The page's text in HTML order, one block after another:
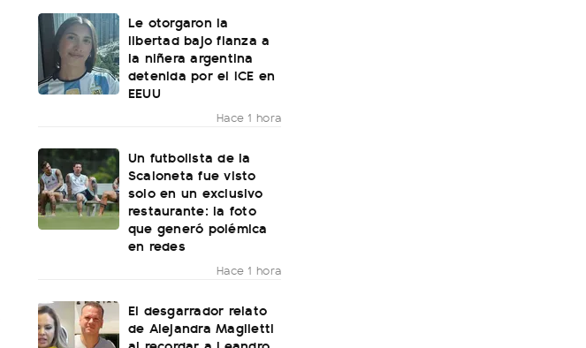
Le otorgaron la
libertad bajo fianza a
la niñera argentina
detenida por el ICE en
EEUU
Hace 1 hora
Un futbolista de la
Scaloneta fue visto
solo en un exclusivo
restaurante: la foto
que generó polémica
en redes
Hace 1 hora
El desgarrador relato
de Alejandra Maglietti